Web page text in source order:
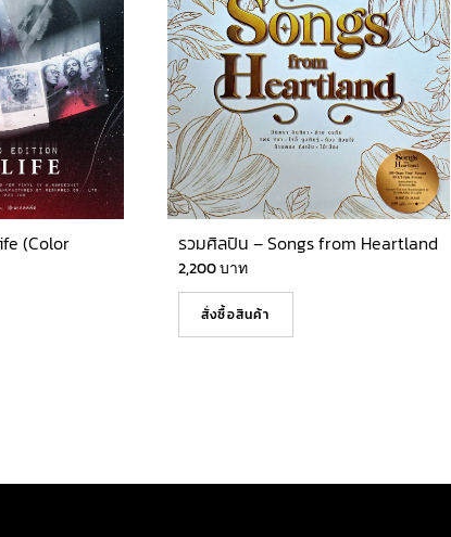
(Color
รวมศิลปิน – Songs from Heartland
2,200บาท
สั่งซื้อสินค้า